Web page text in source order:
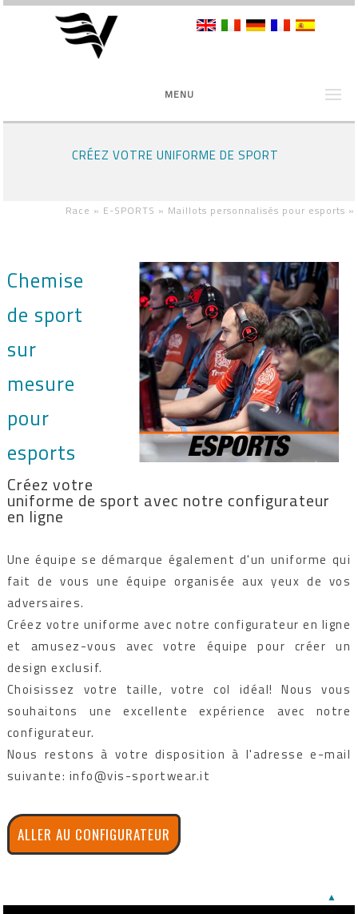
MENU
CRÉEZ VOTRE UNIFORME DE SPORT
Race » E-SPORTS » Maillots personnalisés pour esports »
Chemise
de sport
sur
mesure
pour
esports
Créez votre
uniforme de sport avec notre configurateur
en ligne
Une équipe se démarque également d'un uniforme qui
fait de vous une équipe organisée aux yeux de vos
adversaires.
Créez votre uniforme avec notre configurateur en ligne
et amusez-vous avec votre équipe pour créer un
design exclusif.
Choisissez votre taille, votre col idéal! Nous vous
souhaitons une excellente expérience avec notre
configurateur.
Nous restons à votre disposition à l'adresse e-mail
suivante: info@vis-sportwear.it
ALLER AU CONFIGURATEUR
▲